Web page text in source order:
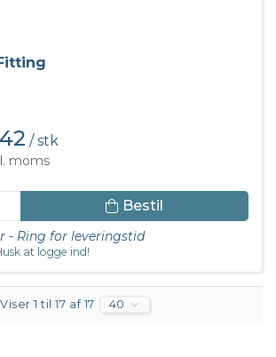
/ stk
moms
Bestil
- Ring for leveringstid
at logge ind!
Viser 1 til 17 af 17 40